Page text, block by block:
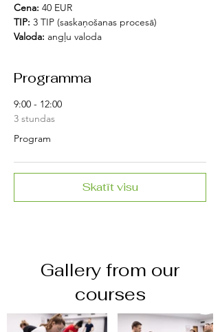
Cena: 40 EUR
TIP: 3 TIP (saskaņošanas procesā)
Valoda: angļu valoda
Programma
9:00 - 12:00
3 stundas
Program
Skatīt visu
Gallery from our
courses